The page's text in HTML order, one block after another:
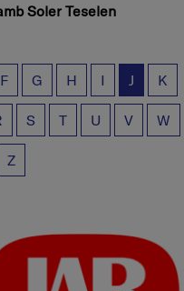
Soler Teselen
F G H I J K
S T U V W
Z